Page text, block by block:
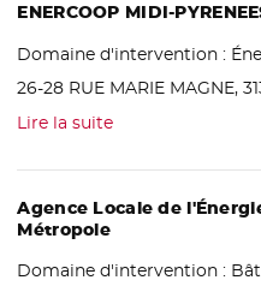
ENERCOOP MIDI-
Domaine d'intervention :
26-28 RUE MARIE MAGNE,
Lire la suite
Agence Locale de
Métropole
Domaine d'intervention :